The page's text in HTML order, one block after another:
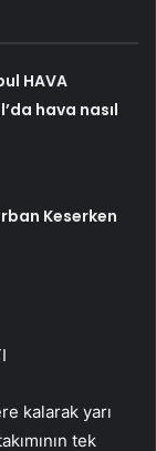
HAVA
hava nasıl
Keserken
kalarak yarı
tek